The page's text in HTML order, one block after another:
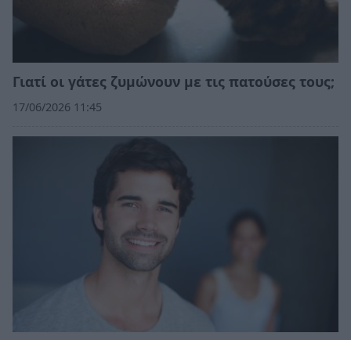
Γιατί οι γάτες ζυμώνουν με τις πατούσες τους;
17/06/2026 11:45